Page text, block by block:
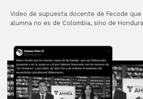
Video de supuesta docente de Fecode que
alumna no es de Colombia, sino de